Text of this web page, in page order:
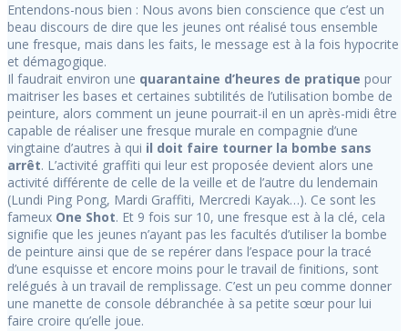
Entendons-nous bien : Nous avons bien conscience que c’est un
beau discours de dire que les jeunes ont réalisé tous ensemble
une fresque, mais dans les faits, le message est à la fois hypocrite
et démagogique.
Il faudrait environ une quarantaine d’heures de pratique pour
maitriser les bases et certaines subtilités de l’utilisation bombe de
peinture, alors comment un jeune pourrait-il en un après-midi être
capable de réaliser une fresque murale en compagnie d’une
vingtaine d’autres à qui il doit faire tourner la bombe sans
arrêt. L’activité graffiti qui leur est proposée devient alors une
activité différente de celle de la veille et de l’autre du lendemain
(Lundi Ping Pong, Mardi Graffiti, Mercredi Kayak…). Ce sont les
fameux One Shot. Et 9 fois sur 10, une fresque est à la clé, cela
signifie que les jeunes n’ayant pas les facultés d’utiliser la bombe
de peinture ainsi que de se repérer dans l’espace pour la tracé
d’une esquisse et encore moins pour le travail de finitions, sont
relégués à un travail de remplissage. C’est un peu comme donner
une manette de console débranchée à sa petite sœur pour lui
faire croire qu’elle joue.